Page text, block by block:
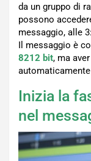
da un gruppo di
possono
messaggio, alle
Il messaggio è
8212 bit, ma
Inizia la
nel